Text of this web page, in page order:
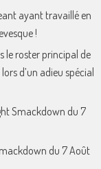
ayant travaillé en
!
le roster principal de
d’un adieu spécial
Smackdown du 7
du 7 Août